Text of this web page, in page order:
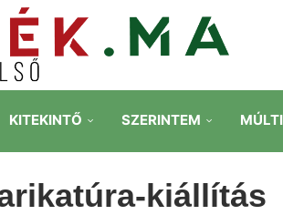
KITEKINTŐ SZERINTEM
kiállítás